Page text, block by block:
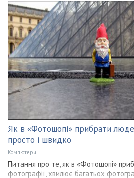
Як в «Фотошопі» прибрати
просто і швидко
Компютери
Питання про те, як в «Фотошопі»
фотографії, хвилює багатьох